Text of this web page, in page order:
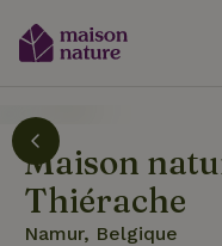
Maison
Thiérache
Namur, Belgique